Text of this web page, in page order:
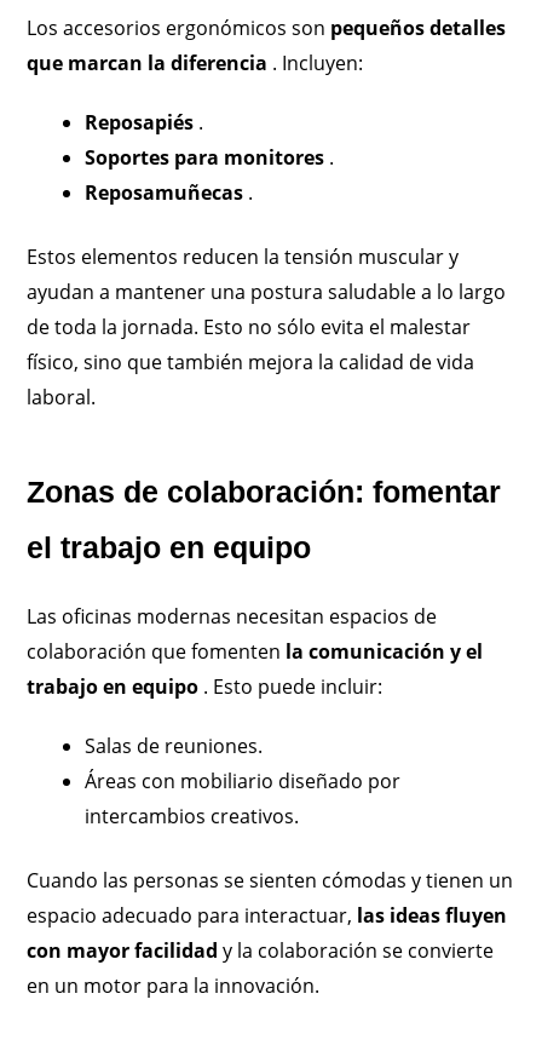
Los accesorios ergonómicos son pequeños detalles
que marcan la diferencia . Incluyen:
Reposapiés .
Soportes para monitores .
Reposamuñecas .
Estos elementos reducen la tensión muscular y
ayudan a mantener una postura saludable a lo largo
de toda la jornada. Esto no sólo evita el malestar
físico, sino que también mejora la calidad de vida
laboral.
Zonas de colaboración: fomentar
el trabajo en equipo
Las oficinas modernas necesitan espacios de
colaboración que fomenten la comunicación y el
trabajo en equipo . Esto puede incluir:
Salas de reuniones.
Áreas con mobiliario diseñado por
intercambios creativos.
Cuando las personas se sienten cómodas y tienen un
espacio adecuado para interactuar, las ideas fluyen
con mayor facilidad y la colaboración se convierte
en un motor para la innovación.